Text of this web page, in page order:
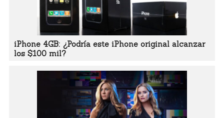
iPhone 4GB: ¿Podría este iPhone original alcanzar
los $100 mil?